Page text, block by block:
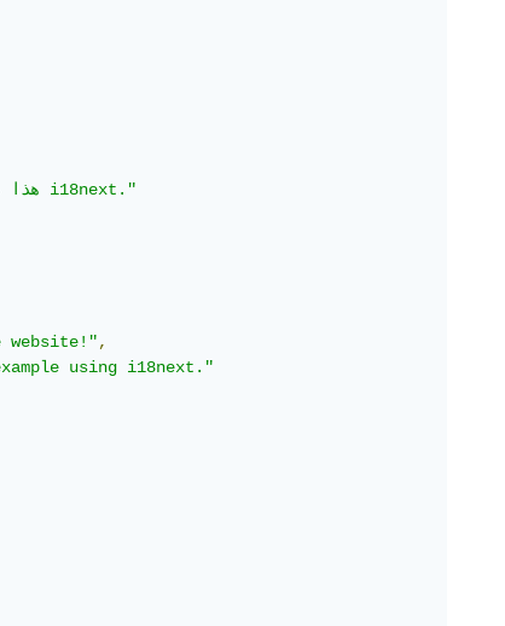
"هذا مثال بسيط باستخدام i18next."
website!",
using i18next."